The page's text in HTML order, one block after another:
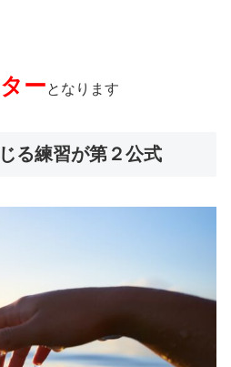
ーとなります
る練習が第２公式